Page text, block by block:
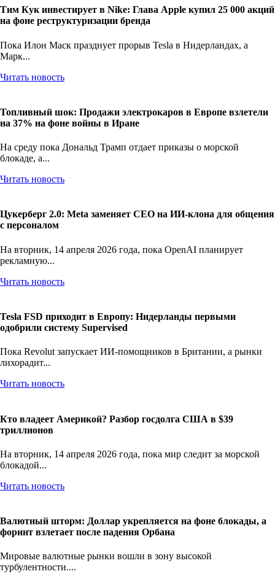
Тим Кук инвестирует в Nike: Глава Apple купил 25 000 акций
на фоне реструктуризации бренда
Пока Илон Маск празднует прорыв Tesla в Нидерландах, а
Марк...
Читать новость
Топливный шок: Продажи электрокаров в Европе взлетели
на 37% на фоне войны в Иране
На среду пока Дональд Трамп отдает приказы о морской
блокаде, а...
Читать новость
Цукерберг 2.0: Meta заменяет CEO на ИИ-клона для общения
с персоналом
На вторник, 14 апреля 2026 года, пока OpenAI планирует
рекламную...
Читать новость
Tesla FSD приходит в Европу: Нидерланды первыми
одобрили систему Supervised
Пока Revolut запускает ИИ-помощников в Британии, а рынки
лихорадит...
Читать новость
Кто владеет Америкой? Разбор госдолга США в $39
триллионов
На вторник, 14 апреля 2026 года, пока мир следит за морской
блокадой...
Читать новость
Валютный шторм: Доллар укрепляется на фоне блокады, а
форинт взлетает после падения Орбана
Мировые валютные рынки вошли в зону высокой
турбулентности....